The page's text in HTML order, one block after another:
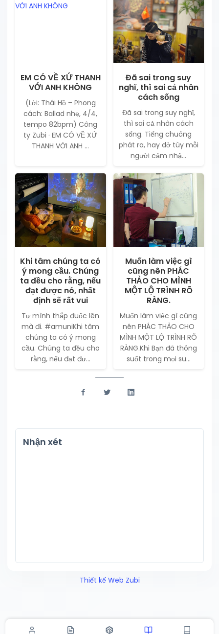
EM CÓ VỀ XỨ THANH
VỚI ANH KHÔNG
(Lời: Thái Hồ – Phong
cách: Ballad nhẹ, 4/4,
tempo 82bpm) Công
ty Zubi · EM CÓ VỀ XỨ
THANH VỚI ANH ...
Đã sai trong suy
nghĩ, thì sai cả nhân
cách sống
Đã sai trong suy nghĩ,
thì sai cả nhân cách
sống. Tiếng chuông
phát ra, hay dở tùy mỗi
người cảm nhậ...
Khi tâm chúng ta có
ý mong cầu. Chúng
ta đều cho rằng, nếu
đạt được nó, nhất
định sẽ rất vui
Tự mình thắp đuốc lên
mà đi. #amuniKhi tâm
chúng ta có ý mong
cầu. Chúng ta đều cho
rằng, nếu đạt đư...
Muốn làm việc gì
cũng nên PHÁC
THẢO CHO MÌNH
MỘT LỘ TRÌNH RÕ
RÀNG.
Muốn làm việc gì cũng
nên PHÁC THẢO CHO
MÌNH MỘT LỘ TRÌNH RÕ
RÀNG.Khi Bạn đã thông
suốt trong mọi su...
Nhận xét
Thiết kế Web Zubi